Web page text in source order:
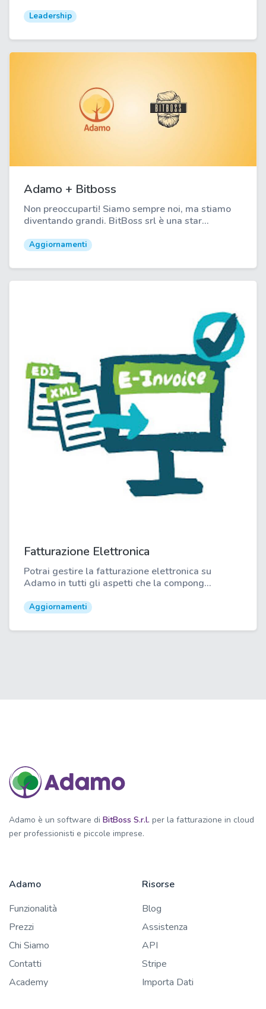
Leadership
Adamo + Bitboss
Non preoccuparti! Siamo sempre noi, ma stiamo
diventando grandi. BitBoss srl è una star...
Aggiornamenti
Fatturazione Elettronica
Potrai gestire la fatturazione elettronica su
Adamo in tutti gli aspetti che la compong...
Aggiornamenti
Adamo è un software di BitBoss S.r.l. per la fatturazione in cloud
per professionisti e piccole imprese.
Adamo
Funzionalità
Prezzi
Chi Siamo
Contatti
Academy
Risorse
Blog
Assistenza
API
Stripe
Importa Dati